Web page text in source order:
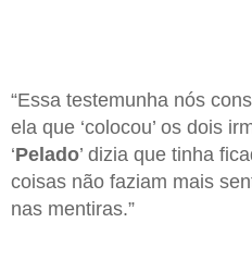
“Essa testemunha nós
ela que ‘colocou’ os dois
‘Pelado’ dizia que tinha
coisas não faziam mais
nas mentiras.”